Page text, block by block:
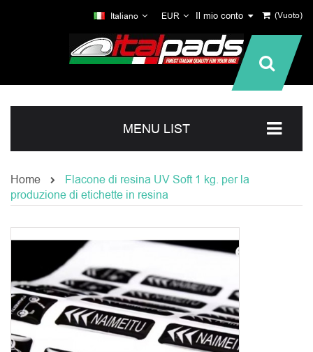
(Vuoto)
Il mio conto
EUR
Italiano
MENU LIST
Home
Flacone di resina UV Soft 1 kg. per la
produzione di etichette in resina